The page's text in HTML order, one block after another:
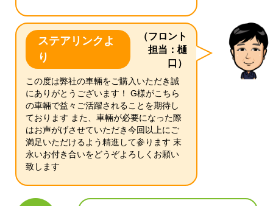
ステアリンクよ
り
（フロント
担当：樋
口）
この度は弊社の車輛をご購入いただき誠
にありがとうございます！ G様がこちら
の車輛で益々ご活躍されることを期待し
ております また、車輛が必要になった際
はお声がげさせていただき今回以上にご
満足いただけるよう精進して参ります 末
永いお付き合いをどうぞよろしくお願い
致します